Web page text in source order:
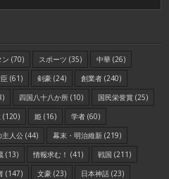
ン (70) スポーツ (35) 中華 (26)
(61) 剣豪 (24) 創業者 (240)
四国八十八か所 (10) 国民栄誉賞 (25)
(120) 姫 (16) 学者 (60)
主人公 (44) 幕末・明治維新 (219)
(13) 情報求む！ (41) 戦国 (211)
(147) 文豪 (23) 日本神話 (23)